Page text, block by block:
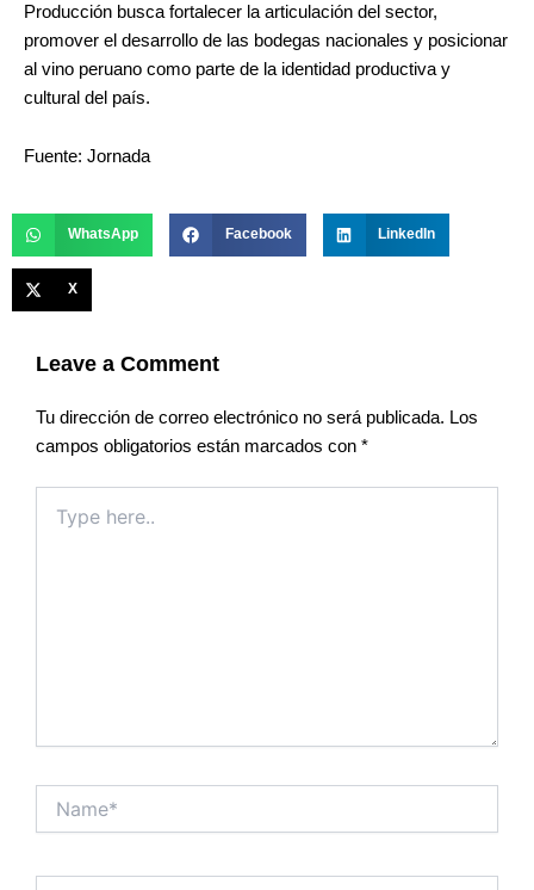
Producción busca fortalecer la articulación del sector,
promover el desarrollo de las bodegas nacionales y posicionar
al vino peruano como parte de la identidad productiva y
cultural del país.
Fuente: Jornada
WhatsApp Facebook LinkedIn
X
Leave a Comment
Tu dirección de correo electrónico no será publicada. Los
campos obligatorios están marcados con *
here..